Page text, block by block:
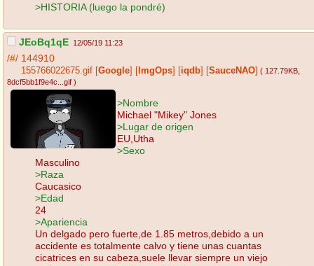
>HISTORIA (luego la pondré)
JEoBq1qE 12/05/19 11:23
/#/ 144910
155766022675.gif Google ImgOps iqdb SauceNAO ( 127.79KB
8dcf5bb1f9e4c...gif )
>Nombre
Michael "Mikey" Jones
>Lugar de origen
EU,Utha
>Sexo
Masculino
>Raza
Caucasico
>Edad
24
>Apariencia
Un delgado pero fuerte,de 1.85 metros,debido a un
accidente es totalmente calvo y tiene unas cuantas
cicatrices en su cabeza,suele llevar siempre un viejo